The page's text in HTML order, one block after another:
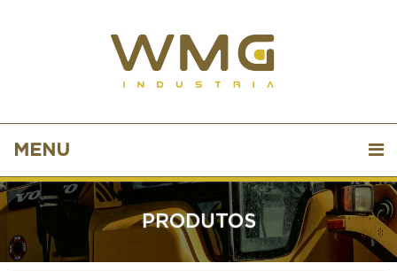
MENU
PRODUTOS